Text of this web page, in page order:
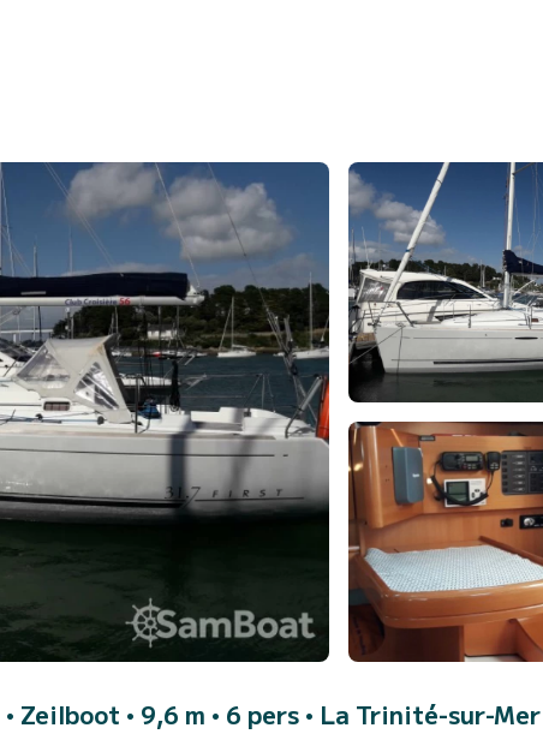
• Zeilboot • 9,6 m • 6 pers • La Trinité-sur-Mer